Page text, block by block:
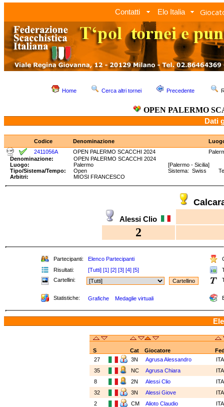
Contatti Elo Italia
Home Cerca altri tornei Precedente
OPEN PALERMO
Dati
Codice Denominazione
2411056A
OPEN PALERMO SCACCHI 2024
Denominazione:
OPEN PALERMO SCACCHI 2024
Luogo:
Palermo
[Palermo - Sicilia]
Tipo/Sistema/Tempo:
Open
Sistema: Swiss
Arbitri:
MIOSI FRANCESCO
Alessi Clio
2
Partecipanti: Elenco Partecipanti
Risultati:
[Tutti] [1] [2] [3] [4] [5]
Cartellini:
Statistiche: Grafiche Medaglie virtuali
S Cat Giocatore
27
3N Agrusa Alessandro
35
NC Agrusa Chiara
8
2N Alessi Clio
32
3N Alessi Giove
2
CM Alioto Claudio